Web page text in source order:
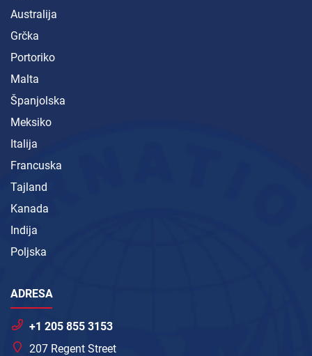
Australija
Grčka
Portoriko
Malta
Španjolska
Meksiko
Italija
Francuska
Tajland
Kanada
Indija
Poljska
ADRESA
+1 205 855 3153
207 Regent Street